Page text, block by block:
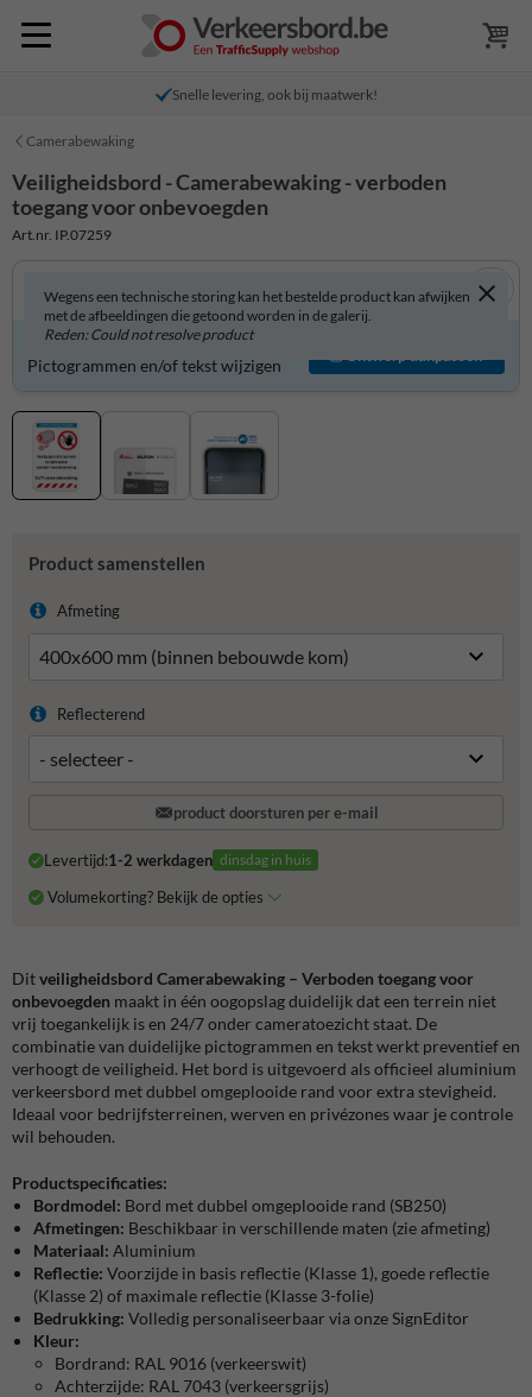
Snelle levering, ook bij maatwerk!
Camerabewaking
Veiligheidsbord - Camerabewaking - verboden
toegang voor onbevoegden
Art.nr. IP.07259
Wegens een technische storing kan het bestelde product kan afwijken
met de afbeeldingen die getoond worden in de galerij.
Reden: Could not resolve product
Veiligheidsbord zelf aanpassen?
Pictogrammen en/of tekst wijzigen
Ontwerp aanpassen
Product samenstellen
Afmeting
Reflecterend
product doorsturen per e-mail
Levertijd:1-2 werkdagen dinsdag in huis
Volumekorting? Bekijk de opties
Ditveiligheidsbord Camerabewaking – Verboden toegang voor
onbevoegden maakt in één oogopslag duidelijk dat een terrein niet
vrij toegankelijk is en 24/7 onder cameratoezicht staat. De
combinatie van duidelijke pictogrammen en tekst werkt preventief en
verhoogt de veiligheid. Het bord is uitgevoerd als officieel aluminium
verkeersbord met dubbel omgeplooide rand voor extra stevigheid.
Ideaal voor bedrijfsterreinen, werven en privézones waar je controle
wil behouden.
Productspecificaties:
Bordmodel: Bord met dubbel omgeplooide rand (SB250)
Afmetingen: Beschikbaar in verschillende maten (zie afmeting)
Materiaal: Aluminium
Reflectie: Voorzijde in basis reflectie (Klasse 1), goede reflectie
(Klasse 2) of maximale reflectie (Klasse 3-folie)
Bedrukking: Volledig personaliseerbaar via onze SignEditor
Kleur:
Bordrand: RAL 9016 (verkeerswit)
Achterzijde: RAL 7043 (verkeersgrijs)